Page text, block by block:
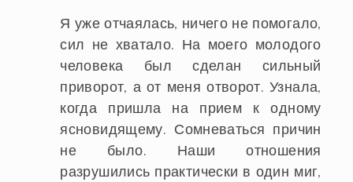
Я уже отчаялась, ничего не помогало,
сил не хватало. На моего молодого
человека был сделан сильный
приворот, а от меня отворот. Узнала,
когда пришла на прием к одному
ясновидящему. Сомневаться причин
не было. Наши отношения
разрушились практически в один миг,